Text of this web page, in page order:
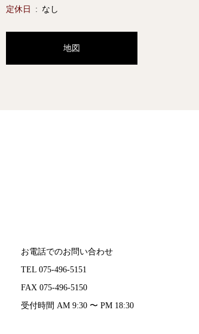
定休日
なし
地図
お電話でのお問い合わせ
TEL 075-496-5151
FAX 075-496-5150
受付時間 AM 9:30 〜 PM 18:30